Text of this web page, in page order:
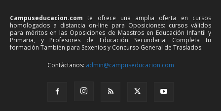
Campuseducacion.com te ofrece una amplia oferta en cursos
homologados a distancia on-line para Oposiciones: cursos válidos
para méritos en las Oposiciones de Maestros en Educación Infantil y
Primaria, y Profesores de Educación Secundaria. Completa tu
formación También para Sexenios y Concurso General de Traslados.
Contáctanos: admin@campuseducacion.com